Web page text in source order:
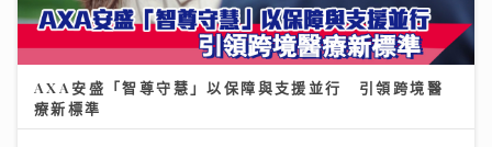
AXA安盛「智尊守慧」以保障與支援並行 引領跨境醫
療新標準